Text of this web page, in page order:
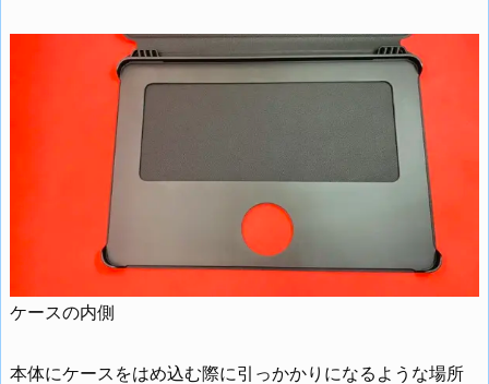
ケースの内側
本体にケースをはめ込む際に引っかかりになるような場所